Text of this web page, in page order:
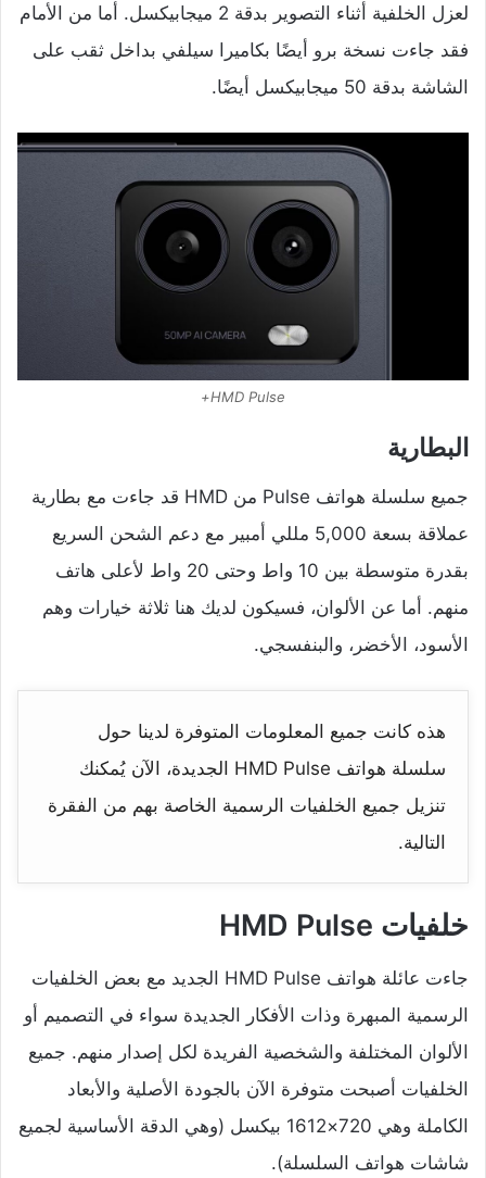
لعزل الخلفية أثناء التصوير بدقة 2 ميجابيكسل. أما من الأمام
فقد جاءت نسخة برو أيضًا بكاميرا سيلفي بداخل ثقب على
الشاشة بدقة 50 ميجابيكسل أيضًا.
HMD Pulse+
البطارية
جميع سلسلة هواتف Pulse من HMD قد جاءت مع بطارية
عملاقة بسعة 5,000 مللي أمبير مع دعم الشحن السريع
بقدرة متوسطة بين 10 واط وحتى 20 واط لأعلى هاتف
منهم. أما عن الألوان، فسيكون لديك هنا ثلاثة خيارات وهم
الأسود، الأخضر، والبنفسجي.
هذه كانت جميع المعلومات المتوفرة لدينا حول
سلسلة هواتف HMD Pulse الجديدة، الآن يُمكنك
تنزيل جميع الخلفيات الرسمية الخاصة بهم من الفقرة
التالية.
خلفيات HMD Pulse
جاءت عائلة هواتف HMD Pulse الجديد مع بعض الخلفيات
الرسمية المبهرة وذات الأفكار الجديدة سواء في التصميم أو
الألوان المختلفة والشخصية الفريدة لكل إصدار منهم. جميع
الخلفيات أصبحت متوفرة الآن بالجودة الأصلية والأبعاد
الكاملة وهي 720×1612 بيكسل (وهي الدقة الأساسية لجميع
شاشات هواتف السلسلة).